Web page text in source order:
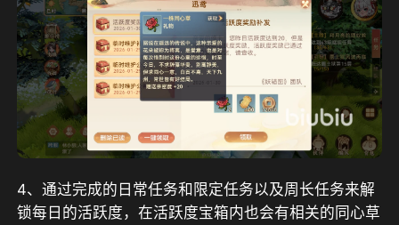
4、通过完成的日常任务和限定任务以及周长任务来解
锁每日的活跃度，在活跃度宝箱内也会有相关的同心草